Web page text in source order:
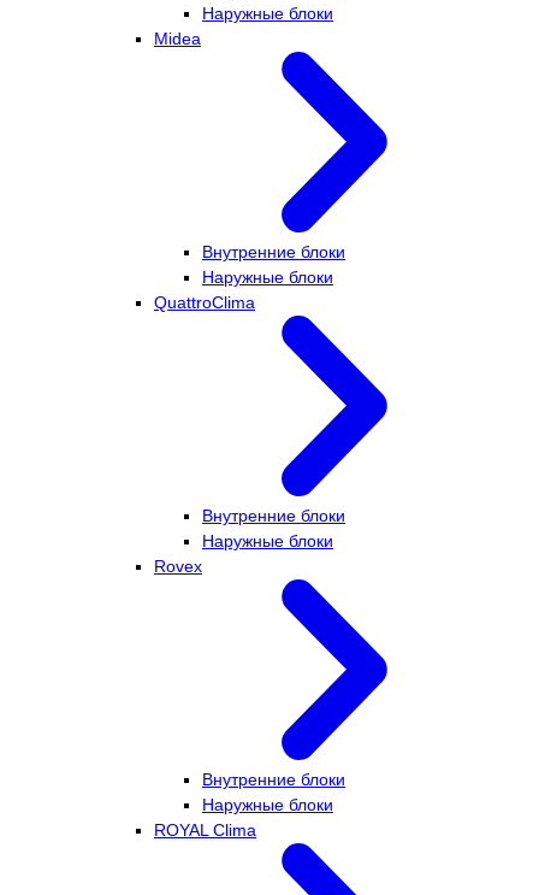
Наружные блоки
Midea
Внутренние блоки
Наружные блоки
QuattroClima
Внутренние блоки
Наружные блоки
Rovex
Внутренние блоки
Наружные блоки
ROYAL Clima